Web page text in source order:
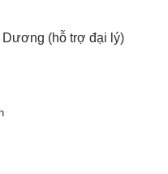
(hỗ trợ đại lý)